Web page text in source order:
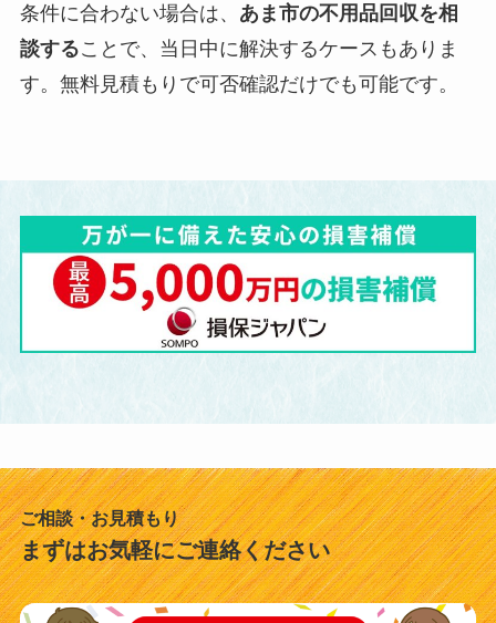
条件に合わない場合は、 あま市の不用品回収を相
談することで、当日中に解決するケースもありま
す。無料見積もりで可否確認だけでも可能です。
ご相談・お見積もり
まずはお気軽にご連絡ください